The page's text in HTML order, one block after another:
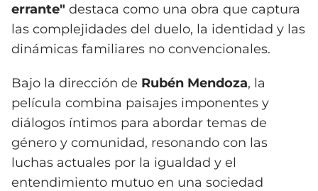
errante" destaca como una obra que captura
las complejidades del duelo, la identidad y las
dinámicas familiares no convencionales.
Bajo la dirección de Rubén Mendoza, la
película combina paisajes imponentes y
diálogos íntimos para abordar temas de
género y comunidad, resonando con las
luchas actuales por la igualdad y el
entendimiento mutuo en una sociedad